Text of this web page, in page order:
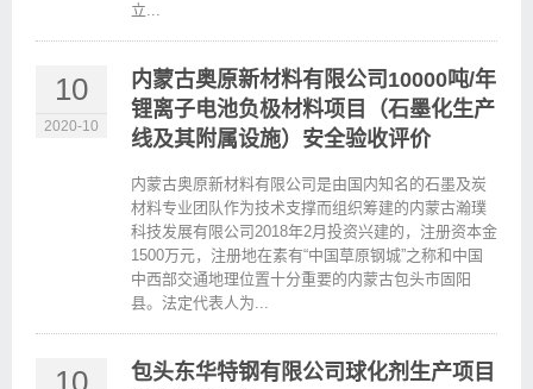
立...
10
2020-10
内蒙古奥原新材料有限公司10000吨/年
锂离子电池负极材料项目（石墨化生产
线及其附属设施）安全验收评价
内蒙古奥原新材料有限公司是由国内知名的石墨及炭
材料专业团队作为技术支撑而组织筹建的内蒙古瀚璞
科技发展有限公司2018年2月投资兴建的，注册资本金
1500万元，注册地在素有“中国草原钢城”之称和中国
中西部交通地理位置十分重要的内蒙古包头市固阳
县。法定代表人为...
10
包头东华特钢有限公司球化剂生产项目